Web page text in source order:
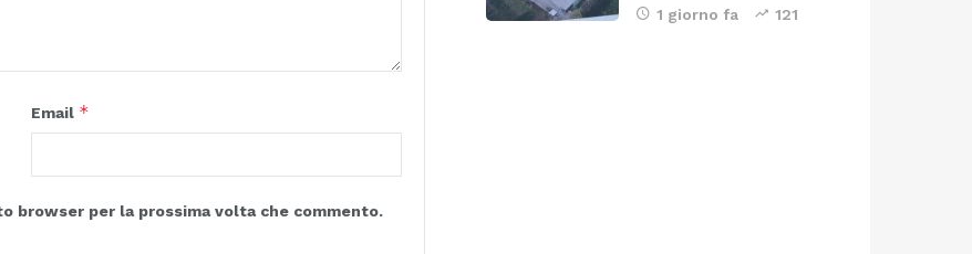
Email *
browser per la prossima volta che commento.
1 giorno fa 121